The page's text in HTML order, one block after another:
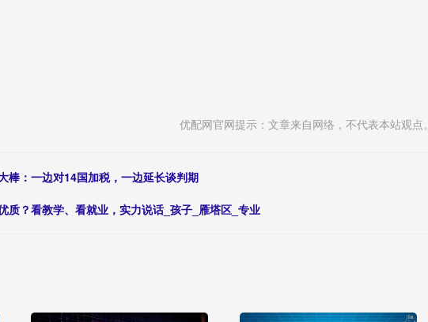
优配网官网提示：文章来自网络，不代表本站观点。
棒：一边对14国加税，一边延长谈判期
质？看教学、看就业，实力说话_孩子_雁塔区_专业